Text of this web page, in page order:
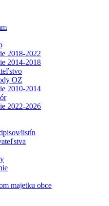
2018-2022
2014-2018
OZ
2010-2014
2022-2026
majetku obce